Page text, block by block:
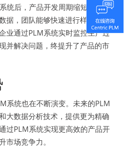
统后，产品开发周期缩短了
据，团队能够快速进行样品制作
业通过PLM系统实时监控生产过
并解决问题，终提升了产品的市
系统也在不断演变。未来的PLM
大数据分析技术，提供更为精确
过PLM系统实现更高效的产品开
市场竞争力。